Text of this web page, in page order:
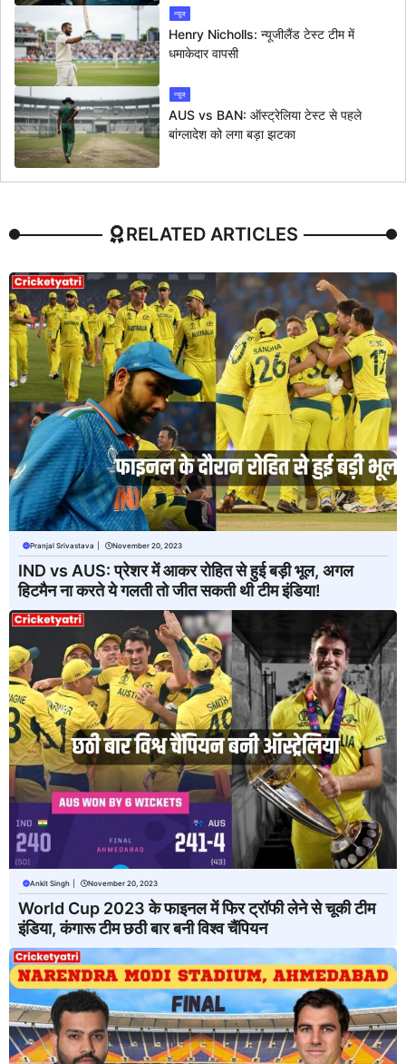
न्यूज
Henry Nicholls: न्यूजीलैंड टेस्ट टीम में
धमाकेदार वापसी
न्यूज
AUS vs BAN: ऑस्ट्रेलिया टेस्ट से पहले
बांग्लादेश को लगा बड़ा झटका
RELATED ARTICLES
Pranjal Srivastava November 20, 2023
IND vs AUS: प्रेशर में आकर रोहित से हुई बड़ी भूल, अगल
हिटमैन ना करते ये गलती तो जीत सकती थी टीम इंडिया!
Ankit Singh November 20, 2023
World Cup 2023 के फाइनल में फिर ट्रॉफी लेने से चूकी टीम
इंडिया, कंगारू टीम छठी बार बनी विश्व चैंपियन